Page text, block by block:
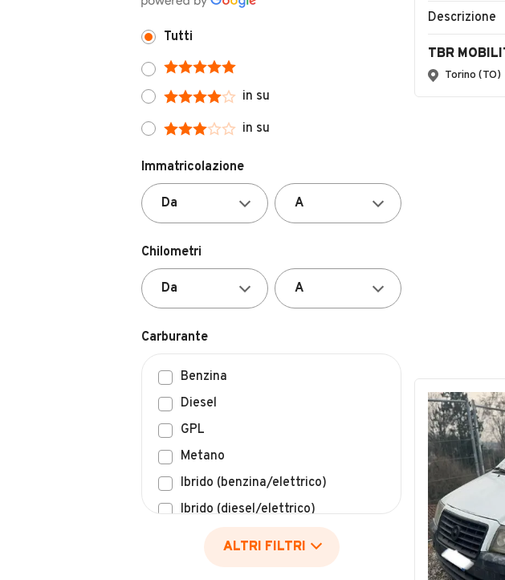
Tutti
in su
in su
Immatricolazione
Chilometri
Carburante
Benzina
Diesel
GPL
Metano
Ibrido (benzina/elettrico)
Ibrido (diesel/elettrico)
Elettrico
Idrogeno
ALTRI FILTRI
Descrizione
TBR
Torino (TO)